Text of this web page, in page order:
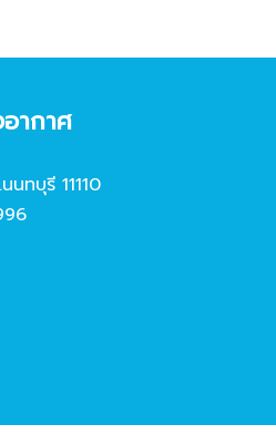
ากาศ
ทบุรี 11110